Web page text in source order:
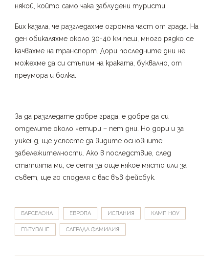
някой, който само чака заблудени туристи.
Бих казала, че разгледахме огромна част от града. На
ден обикаляхме около 30-40 км пеш, много рядко се
качвахме на транспорт. Дори последните дни не
можехме да си стъпим на краката, буквално, от
преумора и болка.
За да разгледате добре града, е добре да си
отделите около четири – пет дни. Но дори и за
уикенд, ще успеете да видите основните
забележителности. Ако в последствие, след
статията ми, се сетя за още някое място или за
съвет, ще го споделя с вас във фейсбук.
БАРСЕЛОНА ЕВРОПА ИСПАНИЯ КАМП НОУ
ПЪТУВАНЕ САГРАДА ФАМИЛИЯ